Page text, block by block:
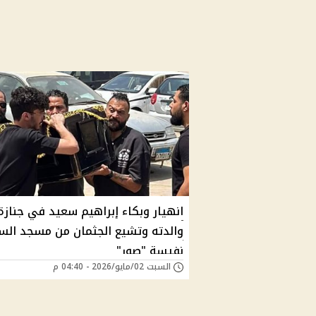
انهيار وبكاء إبراهيم سعيد في
والدته وتشيع الجثمان من مسجد
نفيسة "صور"
السبت 02/مايو/2026 - 04:40 م